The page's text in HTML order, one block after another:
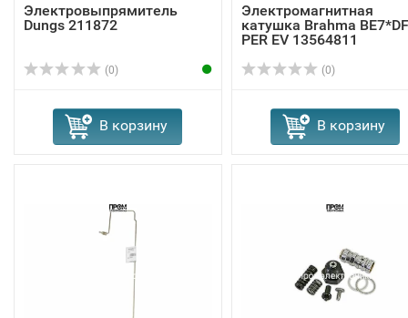
Электровыпрямитель
Dungs 211872
(0)
В корзину
Электромагнитная
катушка Brahma
PER EV 13564811
(0)
В корзину